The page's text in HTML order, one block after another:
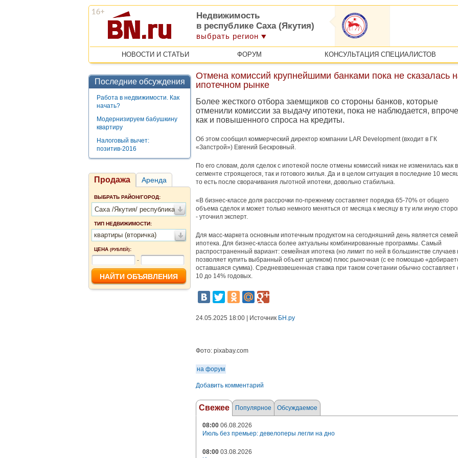
Недвижимость
в республике Саха (Якутия)
выбрать регион
НОВОСТИ И СТАТЬИ ФОРУМ КОНСУЛЬТАЦИЯ СПЕЦИАЛИСТОВ
Последние обсуждения
Работа в недвижимости. Как
начать?
Модернизируем бабушкину
квартиру
Налоговый вычет:
позитив-2016
Продажа Аренда
ВЫБРАТЬ РАЙОН/ГОРОД:
Саха /Якутия/ республика
ТИП НЕДВИЖИМОСТИ:
квартиры (вторичка)
ЦЕНА (РУБЛЕЙ):
-
Отмена комиссий крупнейшими банками пока не сказалась
ипотечном рынке
Более жесткого отбора заемщиков со стороны банков, которые
отменили комиссии за выдачу ипотеки, пока не наблюдается,
как и повышенного спроса на кредиты.
Об этом сообщил коммерческий директор компании LAR Development (входит в ГК
«Запстрой») Евгений Бескровный.
По его словам, доля сделок с ипотекой после отмены комиссий никак не изменилась как в
сегменте строящегося, так и готового жилья. Да и в целом ситуация в последние 10
то есть после сворачивания льготной ипотеки, довольно стабильна.
«В бизнес-классе доля рассрочки по-прежнему составляет порядка 65-70% от общего
объема сделок и может только немного меняться от месяца к месяцу в ту или иную
- уточнил эксперт.
Для масс-маркета основным ипотечным продуктом на сегодняшний день является
ипотека. Для бизнес-класса более актуальны комбинированные программы. Самый
распространенный вариант: семейная ипотека (но лимит по ней в большинстве случаев
позволяет купить выбранный объект целиком) плюс рыночная (с ее помощью
оставшаяся сумма). Средневзвешенная ставка при таком сочетании обычно составляет
10 до 14% годовых.
24.05.2025 18:00 | Источник БН.ру
Фото: pixabay.com
на форум
Добавить комментарий
Свежее Популярное Обсуждаемое
08:00 06.08.2026
Июль без премьер: девелоперы легли на дно
08:00 03.08.2026